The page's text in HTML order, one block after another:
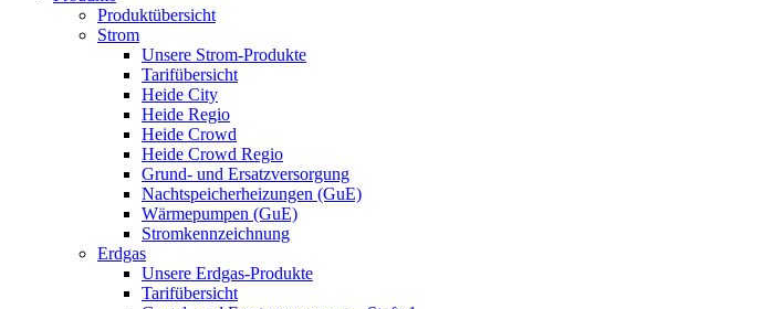
Produktübersicht
Strom
Unsere Strom-Produkte
Tarifübersicht
Heide City
Heide Regio
Heide Crowd
Heide Crowd Regio
Grund- und Ersatzversorgung
Nachtspeicherheizungen (GuE)
Wärmepumpen (GuE)
Stromkennzeichnung
Erdgas
Unsere Erdgas-Produkte
Tarifübersicht